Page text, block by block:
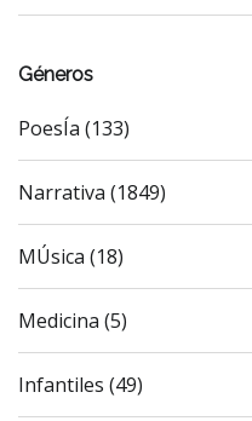
Géneros
PoesÍa (133)
Narrativa (1849)
MÚsica (18)
Medicina (5)
Infantiles (49)